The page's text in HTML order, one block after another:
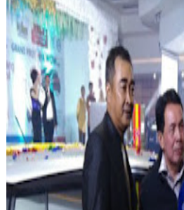
PRABUMULIH, liputansumsel.com
Walikota prabumulih Ir H Ridho
yahya hadiri grand prize tabungan
pesirah priode ke -32 tahun 2016
Bank Sumsel Babel (BSB) Cabang
Prabumulih dan cabang pembantu
gelumbang ,bertajuk Pesta Malam
Bertabur Hadiah.
Acara yang digelar di Gedung
Sebaguna Siang Malam, Rabu
(20/7/2016) , hadir juga Kepala
SKPD Pemerintah Kota Prabumulih
pejabat teras Pemerintah Kota
Prabumulih, pihak Polres dan
Kejari Prabumulih serta para
nasabah Bank Sumsel Babel
Prabumulih.